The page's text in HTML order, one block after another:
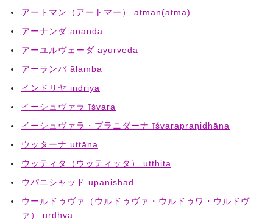
アートマン（アートマー） ātman(ātmā)
アーナンダ ānanda
アーユルヴェーダ āyurveda
アーランバ ālamba
インドリヤ indriya
イーシュヴァラ īśvara
イーシュヴァラ・プラニダーナ īśvarapraṇidhāna
ウッターナ uttāna
ウッティタ（ウッティッタ） utthita
ウパニシャッド upanishad
ウールドゥヴァ（ウルドゥヴァ・ウルドゥワ・ウルドヴ
ァ） ūrdhva